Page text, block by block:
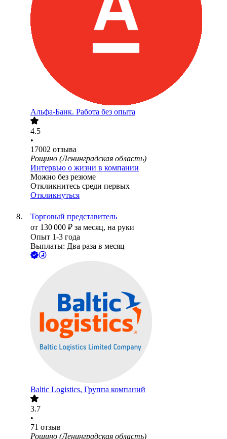
Альфа-Банк. Работа без опыта
4.5
•
17002 отзыва
Рощино (Ленинградская область)
Интервью о жизни в компании
Можно без резюме
Откликнитесь среди первых
Откликнуться
Торговый представитель
от 130 000 ₽ за месяц, на руки
Опыт 1-3 года
Выплаты: Два раза в месяц
Baltic Logistics, Группа компаний
3.7
•
71 отзыв
Рощино (Ленинградская область)